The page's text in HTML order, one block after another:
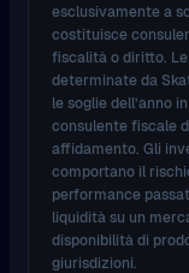
esclusivamente a
costituisce
fiscalità o diritto.
determinate da
le soglie dell’anno
consulente fiscale
affidamento. Gli
comportano il
performance
liquidità su un
disponibilità di
giurisdizioni.